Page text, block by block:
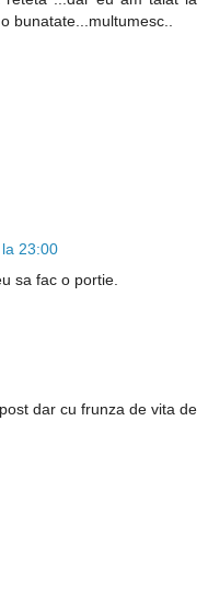
bunatate...multumesc..
23:00
sa fac o portie.
dar cu frunza de vita de